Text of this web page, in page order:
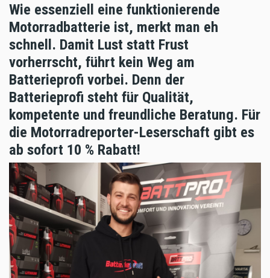
Wie essenziell eine funktionierende
Motorradbatterie ist, merkt man eh
schnell. Damit Lust statt Frust
vorherrscht, führt kein Weg am
Batterieprofi vorbei. Denn der
Batterieprofi steht für Qualität,
kompetente und freundliche Beratung. Für
die Motorradreporter-Leserschaft gibt es
ab sofort 10 % Rabatt!